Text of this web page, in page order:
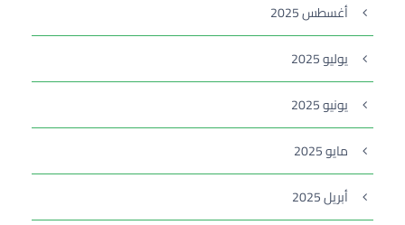
أغسطس 2025
يوليو 2025
يونيو 2025
مايو 2025
أبريل 2025